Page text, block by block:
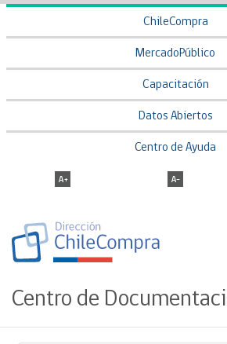
ChileCompra
MercadoPúblico
Capacitación
Datos Abiertos
Centro de Ayuda
Centro de